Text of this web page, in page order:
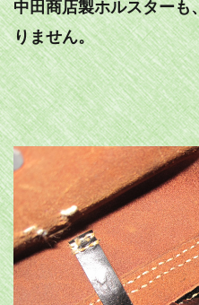
中田商店製ホルスターも
りません。